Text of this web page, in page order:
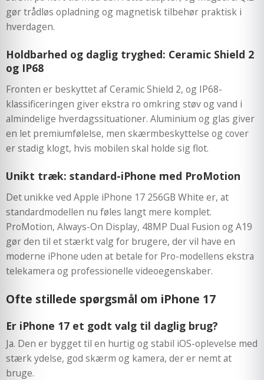
gør trådløs opladning og magnetisk tilbehør praktisk i
hverdagen.
Holdbarhed og daglig tryghed: Ceramic Shield 2
og IP68
Fronten er beskyttet af Ceramic Shield 2, og IP68-
klassificeringen giver ekstra ro omkring støv og vand i
almindelige hverdagssituationer. Aluminium og glas giver
en let premiumfølelse, men skærmbeskyttelse og cover
er stadig klogt, hvis mobilen skal holde sig flot.
Unikt træk: standard-iPhone med ProMotion
Det unikke ved Apple iPhone 17 256GB White er, at
standardmodellen nu føles langt mere komplet.
ProMotion, Always-On Display, 48MP Dual Fusion og A19
gør den til et stærkt valg for brugere, der vil have en
moderne iPhone uden at betale for Pro-modellens ekstra
telekamera og professionelle videoegenskaber.
Ofte stillede spørgsmål om iPhone 17
Er iPhone 17 et godt valg til daglig brug?
Ja. Den er bygget til en hurtig og stabil iOS-oplevelse med
stærk ydelse, god skærm og kamera, der er nemt at
bruge.